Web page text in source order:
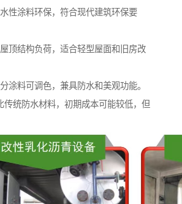
性涂料环保，符合现代建筑环保要
顶结构负荷，适合轻型屋面和旧房改
涂料可调色，兼具防水和美观功能。
传统防水材料，初期成本可能较低，但